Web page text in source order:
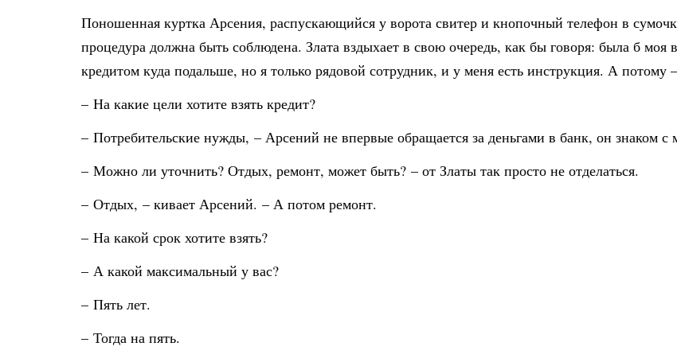
Поношенная куртка Арсения, распускающийся у ворота свитер и кнопочный телефон в
процедура должна быть соблюдена. Злата вздыхает в свою очередь, как бы говоря: была б моя
кредитом куда подальше, но я только рядовой сотрудник, и у меня есть инструкция. А потому
– На какие цели хотите взять кредит?
– Потребительские нужды, – Арсений не впервые обращается за деньгами в банк, он знаком
– Можно ли уточнить? Отдых, ремонт, может быть? – от Златы так просто не отделаться.
– Отдых, – кивает Арсений. – А потом ремонт.
– На какой срок хотите взять?
– А какой максимальный у вас?
– Пять лет.
– Тогда на пять.